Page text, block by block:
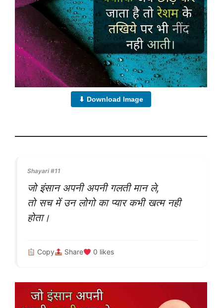
⬇ Download Image
Shayari #11
जो इंसान अपनी अपनी गलती मान ले,
तो सच में उन लोगो का प्यार कभी खत्म नही
होता।
Copy Share 0 likes